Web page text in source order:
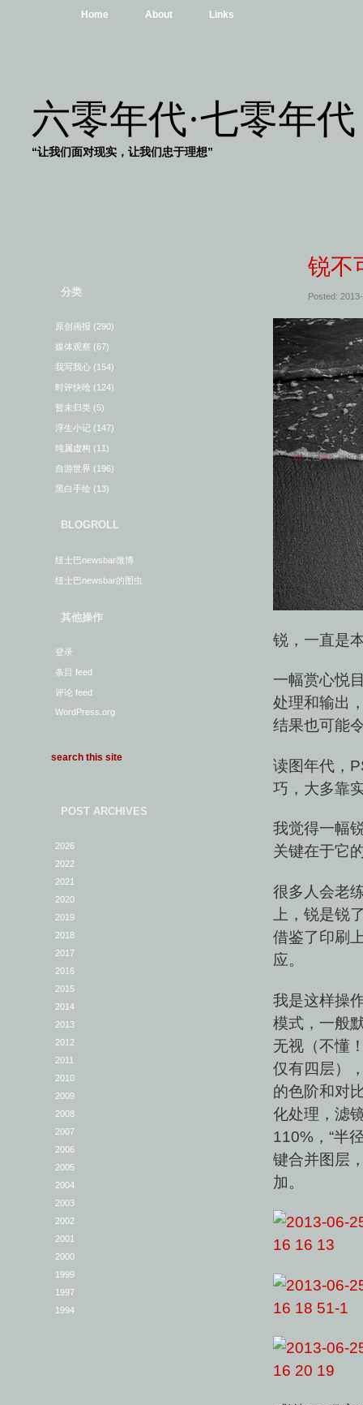
Home About Links
六零年代·七零年代
“让我们面对现实，让我们忠于理想”
分类
原创画报 (290)
媒体观察 (67)
我写我心 (154)
时评快呛 (124)
暂未归类 (5)
浮生小记 (147)
纯属虚构 (11)
自游世界 (196)
黑白手绘 (13)
BLOGROLL
纽士巴newsbar微博
纽士巴newsbar的图虫
其他操作
登录
条目 feed
评论 feed
WordPress.org
POST ARCHIVES
2026
2022
2021
2020
2019
2018
2017
2016
2015
2014
2013
2012
2011
2010
2009
2008
2007
2006
2005
2004
2003
2002
2001
2000
1999
1997
1994
锐不
Posted:
锐，一直是
一幅赏心悦
处理和输出
结果也可能
读图年代，
巧，大多靠
我觉得一幅
关键在于它
很多人会老
上，锐是锐
借鉴了印刷
应。
我是这样操
模式，一般
无视（不懂
仅有四层）
的色阶和对
化处理，滤
110%，“半
键合并图层
加。